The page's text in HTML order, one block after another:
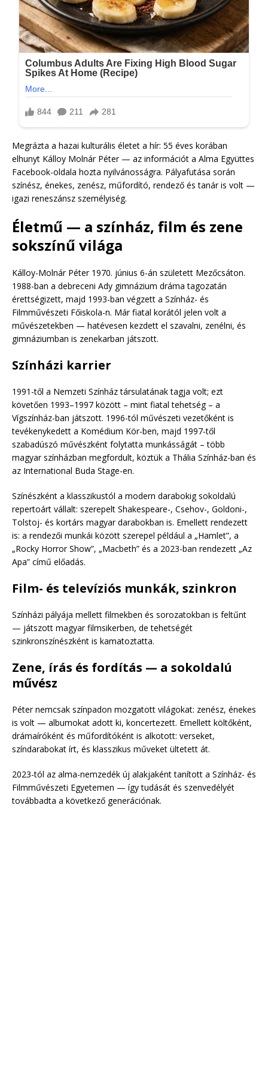
Megrázta a hazai kulturális életet a hír: 55 éves korában
elhunyt Kálloy Molnár Péter — az információt a Alma Együttes
Facebook-oldala hozta nyilvánosságra. Pályafutása során
színész, énekes, zenész, műfordító, rendező és tanár is volt —
igazi reneszánsz személyiség.
Életmű — a színház, film és zene
sokszínű világa
Kálloy-Molnár Péter 1970. június 6-án született Mezőcsáton.
1988-ban a debreceni Ady gimnázium dráma tagozatán
érettségizett, majd 1993-ban végzett a Színház- és
Filmművészeti Főiskola-n. Már fiatal korától jelen volt a
művészetekben — hatévesen kezdett el szavalni, zenélni, és
gimnáziumban is zenekarban játszott.
Színházi karrier
1991-től a Nemzeti Színház társulatának tagja volt; ezt
követően 1993–1997 között – mint fiatal tehetség – a
Vígszínház-ban játszott. 1996-tól művészeti vezetőként is
tevékenykedett a Komédium Kör-ben, majd 1997-től
szabadúszó művészként folytatta munkásságát – több
magyar színházban megfordult, köztük a Thália Színház-ban és
az International Buda Stage-en.
Színészként a klasszikustól a modern darabokig sokoldalú
repertoárt vállalt: szerepelt Shakespeare-, Csehov-, Goldoni-,
Tolstoj- és kortárs magyar darabokban is. Emellett rendezett
is: a rendezői munkái között szerepel például a „Hamlet”, a
„Rocky Horror Show”, „Macbeth” és a 2023-ban rendezett „Az
Apa” című előadás.
Film- és televíziós munkák, szinkron
Színházi pályája mellett filmekben és sorozatokban is feltűnt
— játszott magyar filmsikerben, de tehetségét
szinkronszínészként is kamatoztatta.
Zene, írás és fordítás — a sokoldalú
művész
Péter nemcsak színpadon mozgatott világokat: zenész, énekes
is volt — albumokat adott ki, koncertezett. Emellett költőként,
drámaíróként és műfordítóként is alkotott: verseket,
színdarabokat írt, és klasszikus műveket ültetett át.
2023-tól az alma-nemzedék új alakjaként tanított a Színház- és
Filmművészeti Egyetemen — így tudását és szenvedélyét
továbbadta a következő generációnak.